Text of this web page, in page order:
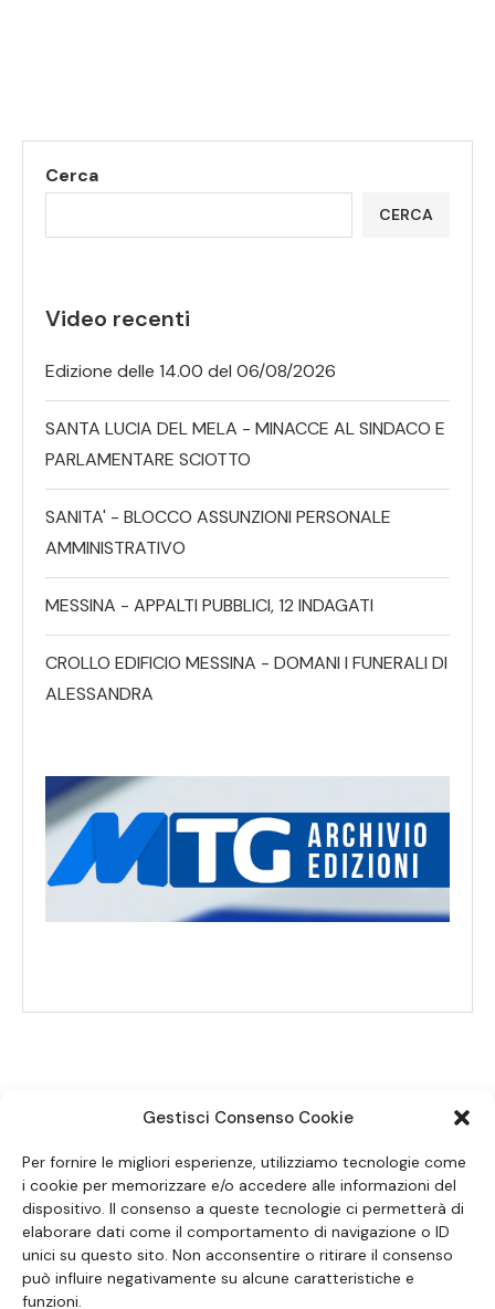
Gestisci Consenso Cookie
Per fornire le migliori esperienze, utilizziamo tecnologie come
i cookie per memorizzare e/o accedere alle informazioni del
dispositivo. Il consenso a queste tecnologie ci permetterà di
elaborare dati come il comportamento di navigazione o ID
unici su questo sito. Non acconsentire o ritirare il consenso
può influire negativamente su alcune caratteristiche e
funzioni.
Cerca
CERCA
Video recenti
Edizione delle 14.00 del 06/08/2026
SANTA LUCIA DEL MELA - MINACCE AL SINDACO E
PARLAMENTARE SCIOTTO
SANITA' - BLOCCO ASSUNZIONI PERSONALE
AMMINISTRATIVO
MESSINA - APPALTI PUBBLICI, 12 INDAGATI
CROLLO EDIFICIO MESSINA - DOMANI I FUNERALI DI
ALESSANDRA
SEGUICI SUI SOCIAL